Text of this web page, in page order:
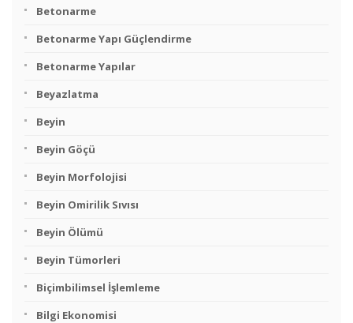
Betonarme
Betonarme Yapı Güçlendirme
Betonarme Yapılar
Beyazlatma
Beyin
Beyin Göçü
Beyin Morfolojisi
Beyin Omirilik Sıvısı
Beyin Ölümü
Beyin Tümorleri
Biçimbilimsel İşlemleme
Bilgi Ekonomisi